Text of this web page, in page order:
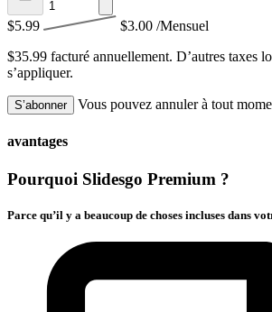
$5.99 $3.00 /Mensuel
$35.99 facturé annuellement. D’autres taxes
s’appliquer.
S’abonner Vous pouvez annuler à tout
avantages
Pourquoi Slidesgo Premium ?
Parce qu’il y a beaucoup de choses incluses dans